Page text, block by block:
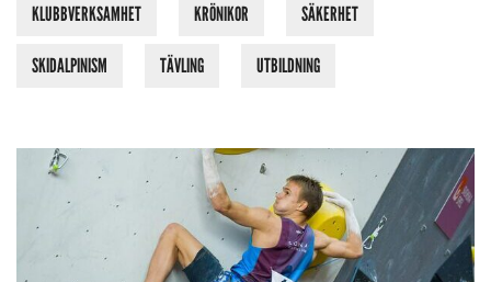
KLUBBVERKSAMHET KRÖNIKOR SÄKERHET
SKIDALPINISM TÄVLING UTBILDNING